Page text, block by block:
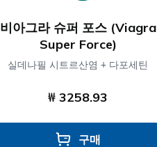
비아그라 슈퍼 포스 (Viagra
Super Force)
실데나필 시트르산염 + 다포세틴
₩ 3258.93
구매